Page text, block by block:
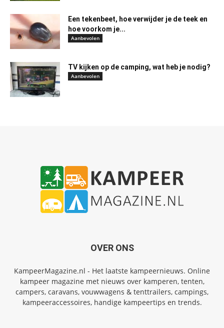
Een tekenbeet, hoe verwijder je de teek en
hoe voorkom je...
Aanbevolen
TV kijken op de camping, wat heb je nodig?
Aanbevolen
OVER ONS
KampeerMagazine.nl - Het laatste kampeernieuws. Online
kampeer magazine met nieuws over kamperen, tenten,
campers, caravans, vouwwagens & tenttrailers, campings,
kampeeraccessoires, handige kampeertips en trends.